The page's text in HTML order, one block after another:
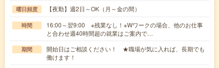
曜日頻度 【夜勤】週2日～OK（月～金の間）
時間
16:00～翌9:00 ※残業なし！※Wワークの場合、他のお仕事
と合わせ週40時間超の就業はご案内で…
期間
開始日はご相談ください！ ★職場が気に入れば、長期でも
働けます！